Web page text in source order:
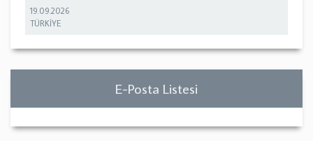
19.09.2026
TÜRKİYE
E-Posta Listesi